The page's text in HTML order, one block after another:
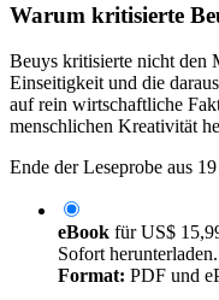
Warum kritisierte
Beuys kritisierte nicht den
Einseitigkeit und die
auf rein wirtschaftliche
menschlichen Kreativität
Ende der Leseprobe aus
eBook fürUS$
Sofort
Format: PDF und